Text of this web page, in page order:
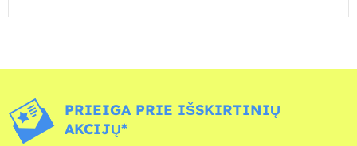
PRIEIGA PRIE IŠSKIRTINIŲ
AKCIJŲ*